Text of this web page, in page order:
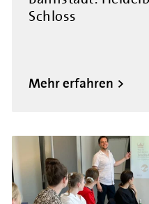
Schloss
Mehr erfahren